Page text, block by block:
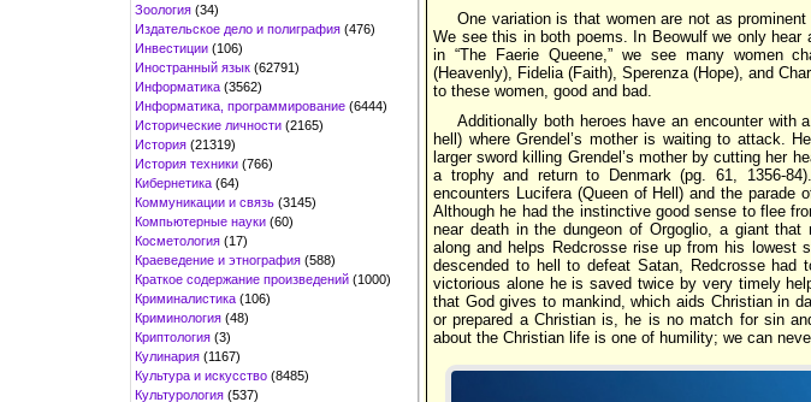
Зоология (34)
Издательское дело и полиграфия (476)
Инвестиции (106)
Иностранный язык (62791)
Информатика (3562)
Информатика, программирование (6444)
Исторические личности (2165)
История (21319)
История техники (766)
Кибернетика (64)
Коммуникации и связь (3145)
Компьютерные науки (60)
Косметология (17)
Краеведение и этнография (588)
Краткое содержание произведений (1000)
Криминалистика (106)
Криминология (48)
Криптология (3)
Кулинария (1167)
Культура и искусство (8485)
Культурология (537)
One variation is that women are not as
We see this in both poems. In Beowulf we only hear
in “The Faerie Queene,” we see many women
(Heavenly), Fidelia (Faith), Sperenza (Hope), and
to these women, good and bad.
Additionally both heroes have an encounter with
hell) where Grendel’s mother is waiting to attack.
larger sword killing Grendel’s mother by cutting her
a trophy and return to Denmark (pg. 61, 1356-
encounters Lucifera (Queen of Hell) and the
Although he had the instinctive good sense to flee
near death in the dungeon of Orgoglio, a giant that
along and helps Redcrosse rise up from his lowest
descended to hell to defeat Satan, Redcrosse
victorious alone he is saved twice by very timely
that God gives to mankind, which aids Christian in
or prepared a Christian is, he is no match for sin
about the Christian life is one of humility; we can